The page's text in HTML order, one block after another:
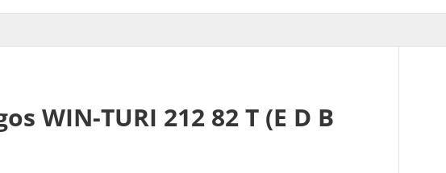
WIN-TURI 212 82 T (E D B